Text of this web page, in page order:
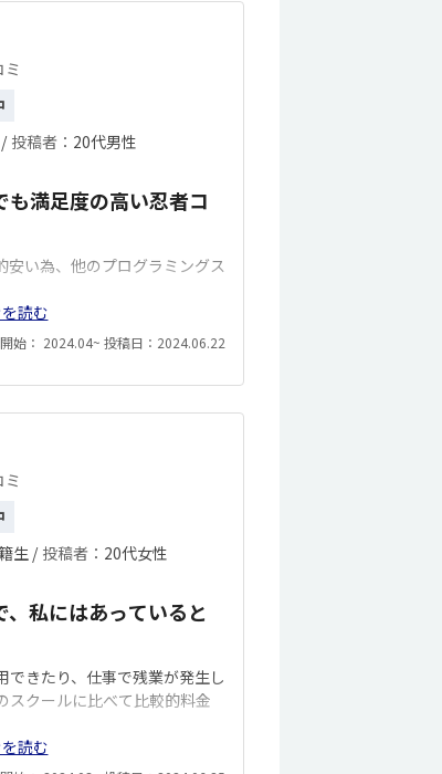
投稿者： 20代男性
満足度の高い忍者コ
安い為、他のプログラミングス
読む
始： 2024.04~ 投稿日：2024.06.22
生 / 投稿者： 20代女性
私にはあっていると
きたり、仕事で残業が発生し
スクールに比べて比較的料金
読む